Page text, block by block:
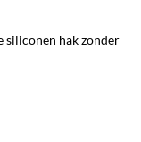
siliconen hak zonder